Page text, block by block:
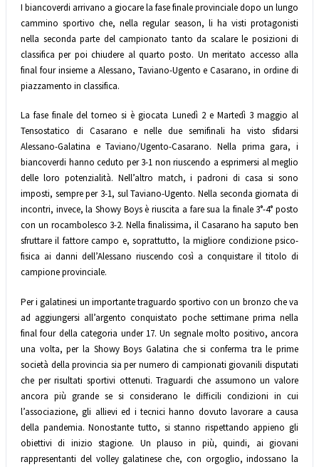
I biancoverdi arrivano a giocare la fase finale provinciale dopo un lungo
cammino sportivo che, nella regular season, li ha visti protagonisti
nella seconda parte del campionato tanto da scalare le posizioni di
classifica per poi chiudere al quarto posto. Un meritato accesso alla
final four insieme a Alessano, Taviano-Ugento e Casarano, in ordine di
piazzamento in classifica.
La fase finale del torneo si è giocata Lunedì 2 e Martedì 3 maggio al
Tensostatico di Casarano e nelle due semifinali ha visto sfidarsi
Alessano-Galatina e Taviano/Ugento-Casarano. Nella prima gara, i
biancoverdi hanno ceduto per 3-1 non riuscendo a esprimersi al meglio
delle loro potenzialità. Nell’altro match, i padroni di casa si sono
imposti, sempre per 3-1, sul Taviano-Ugento. Nella seconda giornata di
incontri, invece, la Showy Boys è riuscita a fare sua la finale 3°-4° posto
con un rocambolesco 3-2. Nella finalissima, il Casarano ha saputo ben
sfruttare il fattore campo e, soprattutto, la migliore condizione psico-
fisica ai danni dell’Alessano riuscendo così a conquistare il titolo di
campione provinciale.
Per i galatinesi un importante traguardo sportivo con un bronzo che va
ad aggiungersi all’argento conquistato poche settimane prima nella
final four della categoria under 17. Un segnale molto positivo, ancora
una volta, per la Showy Boys Galatina che si conferma tra le prime
società della provincia sia per numero di campionati giovanili disputati
che per risultati sportivi ottenuti. Traguardi che assumono un valore
ancora più grande se si considerano le difficili condizioni in cui
l’associazione, gli allievi ed i tecnici hanno dovuto lavorare a causa
della pandemia. Nonostante tutto, si stanno rispettando appieno gli
obiettivi di inizio stagione. Un plauso in più, quindi, ai giovani
rappresentanti del volley galatinese che, con orgoglio, indossano la